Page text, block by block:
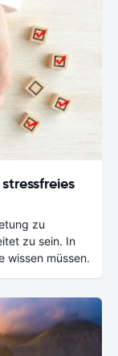
zu
zu sein. In
wissen müssen.